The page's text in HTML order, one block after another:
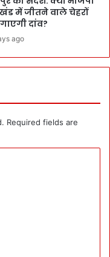
में जीतने वाले चेहरों
दांव?
ago
Required fields are